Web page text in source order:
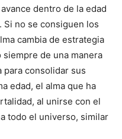
dentro de la edad
no se consiguen los
cambia de estrategia
de una manera
para consolidar sus
edad, el alma que ha
al unirse con el
todo el universo, similar